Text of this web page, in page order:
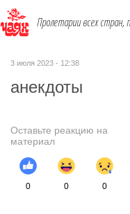
Пролетарии всех
3 июля 2023 - 12:38
анекдоты
Оставьте реакцию на
материал
0 0 0